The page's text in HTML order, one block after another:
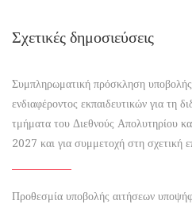
Σχετικές δημοσιεύσεις
Συμπληρωματική πρόσκληση
ενδιαφέροντος εκπαιδευτικών για τη
τμήματα του Διεθνούς Απολυτηρίου
2027 και για συμμετοχή στη σχετική
Προθεσμία υποβολής αιτήσεων